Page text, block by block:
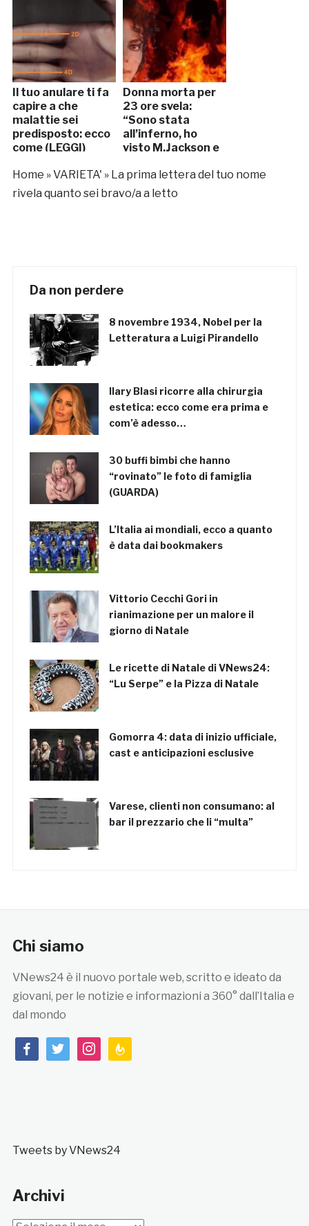
Il tuo anulare ti fa
capire a che
malattie sei
predisposto: ecco
come (LEGGI)
Donna morta per
23 ore svela:
“Sono stata
all’inferno, ho
visto M.Jackson e
fare…
Home »VARIETA' » La prima lettera del tuo nome
rivela quanto sei bravo/a a letto
Da non perdere
8 novembre 1934, Nobel per la
Letteratura a Luigi Pirandello
Ilary Blasi ricorre alla chirurgia
estetica: ecco come era prima e
com’è adesso…
30 buffi bimbi che hanno
“rovinato” le foto di famiglia
(GUARDA)
L’Italia ai mondiali, ecco a quanto
è data dai bookmakers
Vittorio Cecchi Gori in
rianimazione per un malore il
giorno di Natale
Le ricette di Natale di VNews24:
“Lu Serpe” e la Pizza di Natale
Gomorra 4: data di inizio ufficiale,
cast e anticipazioni esclusive
Varese, clienti non consumano: al
bar il prezzario che li “multa”
Chi siamo
VNews24 è il nuovo portale web, scritto e ideato da
giovani, per le notizie e informazioni a 360° dall’Italia e
dal mondo
facebooktwitterinstagramfeedburner
Tweets by VNews24
Archivi